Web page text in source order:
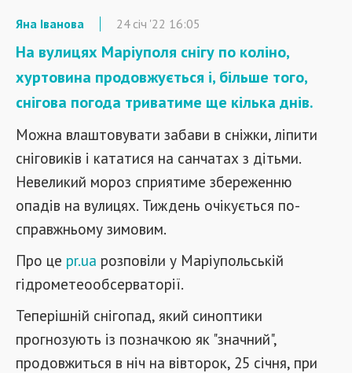
Яна Іванова 24 січ '22 16:05
На вулицях Маріуполя снігу по коліно,
хуртовина продовжується і, більше того,
снігова погода триватиме ще кілька днів.
Можна влаштовувати забави в сніжки, ліпити
сніговиків і кататися на санчатах з дітьми.
Невеликий мороз сприятиме збереженню
опадів на вулицях. Тиждень очікується по-
справжньому зимовим.
Про це pr.ua розповіли у Маріупольській
гідрометеообсерваторії.
Теперішній снігопад, який синоптики
прогнозують із позначкою як "значний",
продовжиться в ніч на вівторок, 25 січня, при